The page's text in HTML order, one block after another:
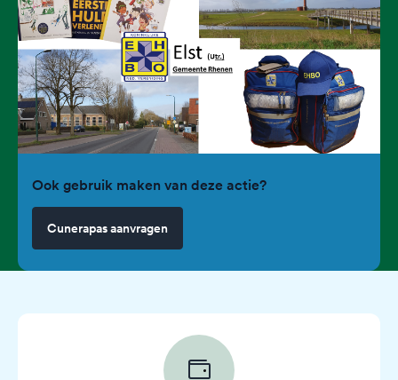
Ook gebruik maken van deze actie?
Cunerapas aanvragen